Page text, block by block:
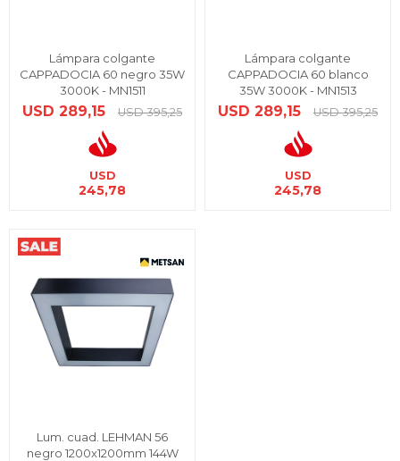
Lámpara colgante
CAPPADOCIA 60 negro 35W
3000K - MN1511
USD 289,15 USD 395,25
USD
245,78
Lámpara colgante
CAPPADOCIA 60 blanco
35W 3000K - MN1513
USD 289,15 USD 395,25
USD
245,78
Lum. cuad. LEHMAN 56
negro 1200x1200mm 144W